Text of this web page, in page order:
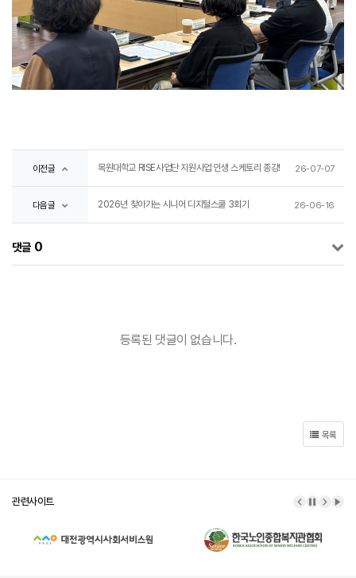
이전글 목원대학교 RISE사업단 지원사업 인생 스케토리 종강! 26-07-07
다음글 2026년 찾아가는 시니어 디지털스쿨 3회기 26-06-16
댓글 0
등록된 댓글이 없습니다.
목록
관련사이트 이전 배너
배너 정
다음
배